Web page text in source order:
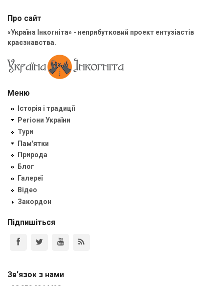
Про сайт
«Україна Інкогніта» - неприбутковий проект ентузіастів
краєзнавства.
Меню
Історія і традиції
Регіони України
Тури
Пам'ятки
Природа
Блог
Галереї
Відео
Закордон
Підпишіться
Зв'язок з нами